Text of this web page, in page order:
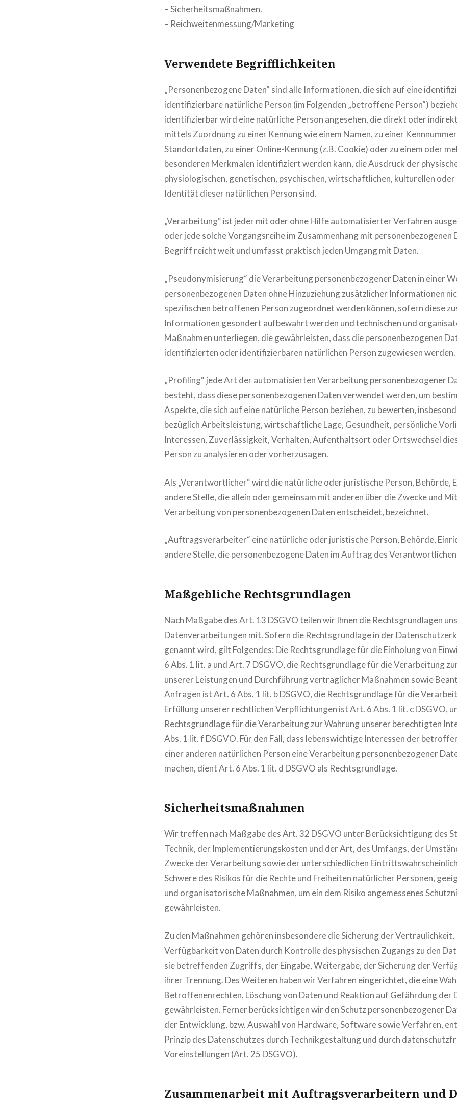
– Sicherheitsmaßnahmen.
– Reichweitenmessung/Marketing
Verwendete Begrifflichkeiten
„Personenbezogene Daten“ sind alle Informationen, die sich auf eine
identifizierbare natürliche Person (im Folgenden „betroffene Person“)
identifizierbar wird eine natürliche Person angesehen, die direkt oder
mittels Zuordnung zu einer Kennung wie einem Namen, zu einer
Standortdaten, zu einer Online-Kennung (z.B. Cookie) oder zu einem oder
besonderen Merkmalen identifiziert werden kann, die Ausdruck der
physiologischen, genetischen, psychischen, wirtschaftlichen, kulturellen oder
Identität dieser natürlichen Person sind.
„Verarbeitung“ ist jeder mit oder ohne Hilfe automatisierter Verfahren
oder jede solche Vorgangsreihe im Zusammenhang mit personenbezogenen
Begriff reicht weit und umfasst praktisch jeden Umgang mit Daten.
„Pseudonymisierung“ die Verarbeitung personenbezogener Daten in einer
personenbezogenen Daten ohne Hinzuziehung zusätzlicher Informationen
spezifischen betroffenen Person zugeordnet werden können, sofern diese
Informationen gesondert aufbewahrt werden und technischen und
Maßnahmen unterliegen, die gewährleisten, dass die personenbezogenen
identifizierten oder identifizierbaren natürlichen Person zugewiesen werden.
„Profiling“ jede Art der automatisierten Verarbeitung personenbezogener
besteht, dass diese personenbezogenen Daten verwendet werden, um
Aspekte, die sich auf eine natürliche Person beziehen, zu bewerten,
bezüglich Arbeitsleistung, wirtschaftliche Lage, Gesundheit, persönliche
Interessen, Zuverlässigkeit, Verhalten, Aufenthaltsort oder Ortswechsel
Person zu analysieren oder vorherzusagen.
Als „Verantwortlicher“ wird die natürliche oder juristische Person, Behörde,
andere Stelle, die allein oder gemeinsam mit anderen über die Zwecke und
Verarbeitung von personenbezogenen Daten entscheidet, bezeichnet.
„Auftragsverarbeiter“ eine natürliche oder juristische Person, Behörde,
andere Stelle, die personenbezogene Daten im Auftrag des
Maßgebliche Rechtsgrundlagen
Nach Maßgabe des Art. 13 DSGVO teilen wir Ihnen die Rechtsgrundlagen
Datenverarbeitungen mit. Sofern die Rechtsgrundlage in der
genannt wird, gilt Folgendes: Die Rechtsgrundlage für die Einholung von
6 Abs. 1 lit. a und Art. 7 DSGVO, die Rechtsgrundlage für die Verarbeitung
unserer Leistungen und Durchführung vertraglicher Maßnahmen sowie
Anfragen ist Art. 6 Abs. 1 lit. b DSGVO, die Rechtsgrundlage für die
Erfüllung unserer rechtlichen Verpflichtungen ist Art. 6 Abs. 1 lit. c DSGVO,
Rechtsgrundlage für die Verarbeitung zur Wahrung unserer berechtigten
Abs. 1 lit. f DSGVO. Für den Fall, dass lebenswichtige Interessen der
einer anderen natürlichen Person eine Verarbeitung personenbezogener
machen, dient Art. 6 Abs. 1 lit. d DSGVO als Rechtsgrundlage.
Sicherheitsmaßnahmen
Wir treffen nach Maßgabe des Art. 32 DSGVO unter Berücksichtigung des
Technik, der Implementierungskosten und der Art, des Umfangs, der
Zwecke der Verarbeitung sowie der unterschiedlichen
Schwere des Risikos für die Rechte und Freiheiten natürlicher Personen,
und organisatorische Maßnahmen, um ein dem Risiko angemessenes
gewährleisten.
Zu den Maßnahmen gehören insbesondere die Sicherung der
Verfügbarkeit von Daten durch Kontrolle des physischen Zugangs zu den
sie betreffenden Zugriffs, der Eingabe, Weitergabe, der Sicherung der
ihrer Trennung. Des Weiteren haben wir Verfahren eingerichtet, die eine
Betroffenenrechten, Löschung von Daten und Reaktion auf Gefährdung der
gewährleisten. Ferner berücksichtigen wir den Schutz personenbezogener
der Entwicklung, bzw. Auswahl von Hardware, Software sowie Verfahren,
Prinzip des Datenschutzes durch Technikgestaltung und durch
Voreinstellungen (Art. 25 DSGVO).
Zusammenarbeit mit Auftragsverarbeitern und